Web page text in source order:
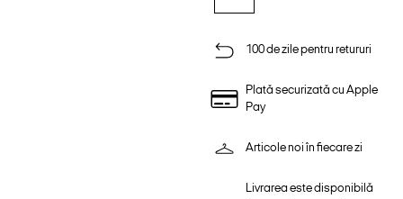
100 de zile pentru retururi
Plată securizată cu Apple
Pay
Articole noi în fiecare zi
Livrarea este disponibilă